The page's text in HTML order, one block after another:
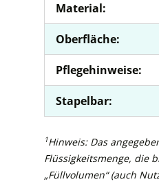
Material:
Oberfläche:
Pflegehinweise:
Stapelbar:
1Hinweis: Das
Flüssigkeitsmenge, die
„Füllvolumen“ (auch